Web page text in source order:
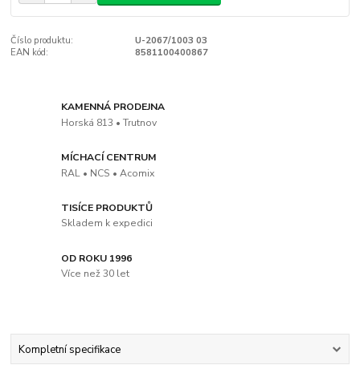
Číslo produktu:
U-2067/1003 03
EAN kód:
8581100400867
KAMENNÁ PRODEJNA
Horská 813 • Trutnov
MÍCHACÍ CENTRUM
RAL • NCS • Acomix
TISÍCE PRODUKTŮ
Skladem k expedici
OD ROKU 1996
Více než 30 let
Kompletní specifikace